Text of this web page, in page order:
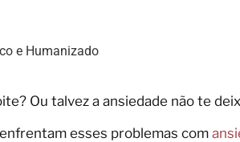
e Humanizado
Ou talvez a ansiedade não te
esses problemas com